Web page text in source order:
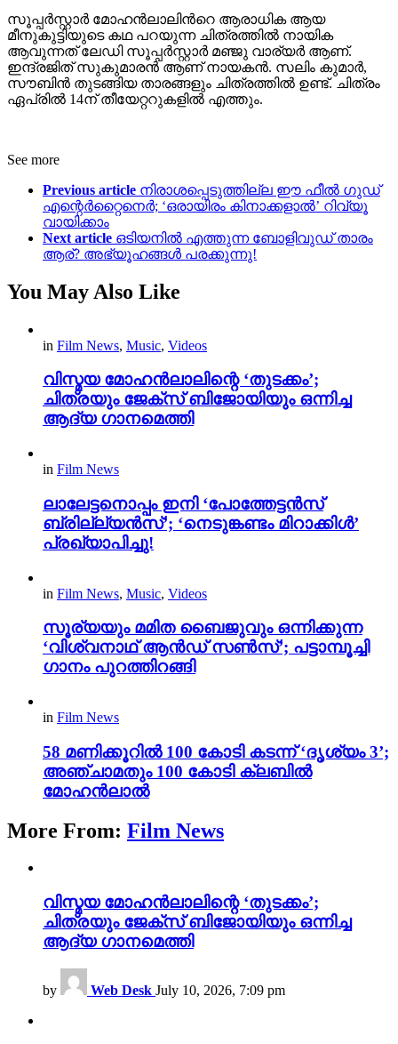
സൂപ്പർസ്റ്റാർ മോഹൻലാലിന്‍റെ ആരാധിക ആയ
മീനുകുട്ടിയുടെ കഥ പറയുന്ന ചിത്രത്തിൽ നായിക
ആവുന്നത് ലേഡി സൂപ്പർസ്റ്റാർ മഞ്ജു വാര്യർ ആണ്.
ഇന്ദ്രജിത് സുകുമാരൻ ആണ് നായകൻ. സലിം കുമാർ,
സൗബിൻ തുടങ്ങിയ താരങ്ങളും ചിത്രത്തിൽ ഉണ്ട്. ചിത്രം
ഏപ്രിൽ 14ന് തീയേറ്ററുകളിൽ എത്തും.
See more
Previous article നിരാശപ്പെടുത്തില്ല ഈ ഫീൽ ഗുഡ്
എന്റെർറ്റൈനെർ; ‘ഒരായിരം കിനാക്കളാൽ’ റിവ്യൂ
വായിക്കാം
Next article ഒടിയനിൽ എത്തുന്ന ബോളിവുഡ് താരം
ആര്? അഭ്യൂഹങ്ങൾ പരക്കുന്നു!
You May Also Like
in Film News, Music, Videos
വിസ്മയ മോഹൻലാലിന്റെ ‘തുടക്കം’;
ചിത്രയും ജേക്സ് ബിജോയിയും ഒന്നിച്ച
ആദ്യ ഗാനമെത്തി
in Film News
ലാലേട്ടനൊപ്പം ഇനി ‘പോത്തേട്ടൻസ്
ബ്രില്ല്യൻസ്’; ‘നെടുങ്കണ്ടം മിറാക്കിൾ’
പ്രഖ്യാപിച്ചു!
in Film News, Music, Videos
സൂര്യയും മമിത ബൈജുവും ഒന്നിക്കുന്ന
‘വിശ്വനാഥ് ആൻഡ് സൺസ്’; പട്ടാമ്പൂച്ചി
ഗാനം പുറത്തിറങ്ങി
in Film News
58 മണിക്കൂറിൽ 100 കോടി കടന്ന് ‘ദൃശ്യം 3’;
അഞ്ചാമതും 100 കോടി ക്ലബിൽ
മോഹൻലാൽ
More From: Film News
വിസ്മയ മോഹൻലാലിന്റെ ‘തുടക്കം’;
ചിത്രയും ജേക്സ് ബിജോയിയും ഒന്നിച്ച
ആദ്യ ഗാനമെത്തി
by Web Desk July 10, 2026, 7:09 pm